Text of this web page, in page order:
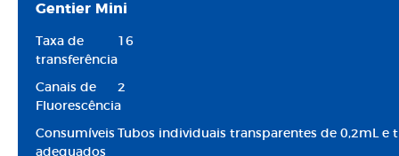
Gentier Mini
Taxa de
transferência
16
Canais de
Fluorescência
2
Consumíveis
adequados
Tubos individuais transparentes de 0,2mL e